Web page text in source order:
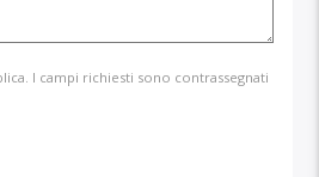
I campi richiesti sono contrassegnati